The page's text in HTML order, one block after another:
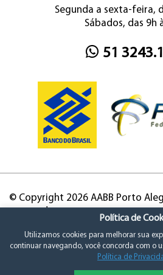
Segunda a sexta-feira,
Sábados, das 9h
51
© Copyright 2026 AABB Porto
Política de
Utilizamos cookies para melhorar sua
continuar navegando, você concorda com o
Política de